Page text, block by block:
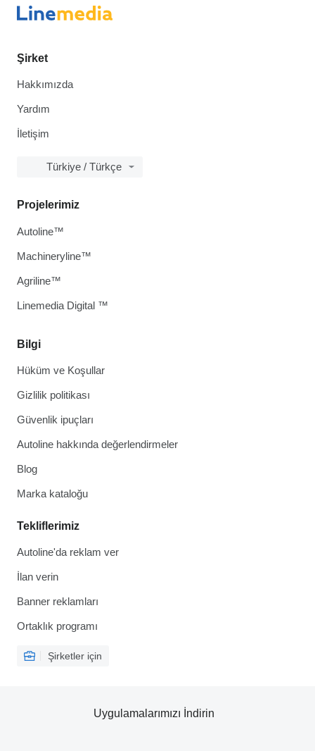
Şirket
Hakkımızda
Yardım
İletişim
Türkiye / Türkçe
Bilgi
Hüküm ve Koşullar
Gizlilik politikası
Güvenlik ipuçları
Autoline hakkında değerlendirmeler
Blog
Marka kataloğu
Tekliflerimiz
Autoline'da reklam ver
İlan verin
Banner reklamları
Ortaklık programı
Şirketler için
Projelerimiz
Autoline™
Machineryline™
Agriline™
Linemedia Digital ™
Uygulamalarımızı İndirin